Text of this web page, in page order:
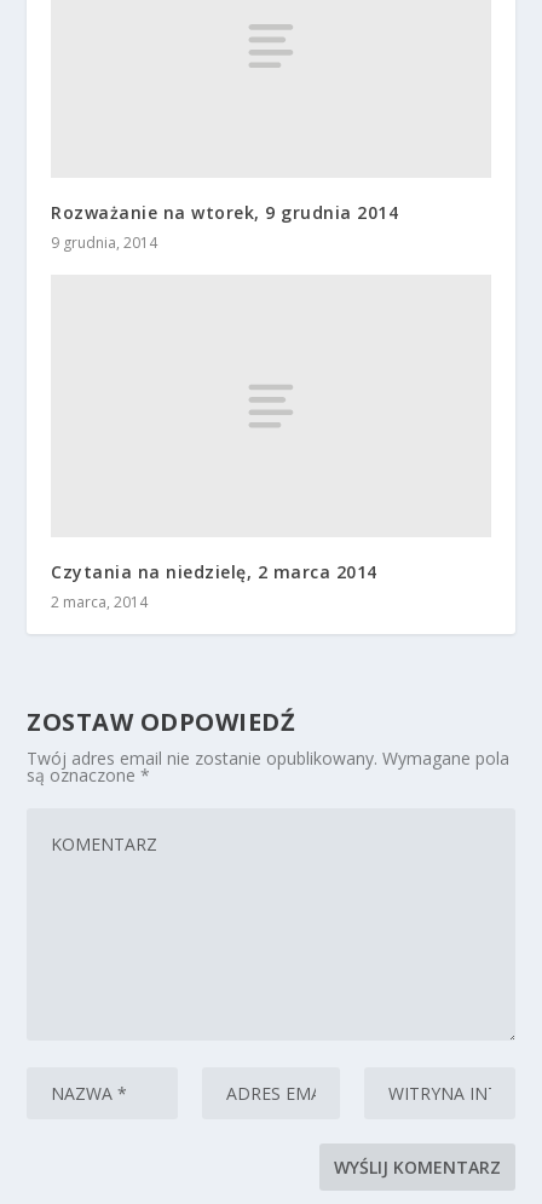
Rozważanie na wtorek, 9 grudnia 2014
9 grudnia, 2014
Czytania na niedzielę, 2 marca 2014
2 marca, 2014
ZOSTAW ODPOWIEDŹ
Twój adres email nie zostanie opublikowany. Wymagane pola
są oznaczone*